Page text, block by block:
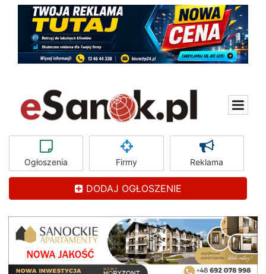
Ogłoszenia Firmy Reklama
DODAJ OGŁOSZENIE